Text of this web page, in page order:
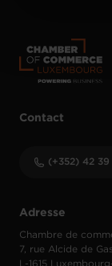
Adresse
Chambre de
7, rue Alcide de
L-1615
Contact
(+352) 42 39